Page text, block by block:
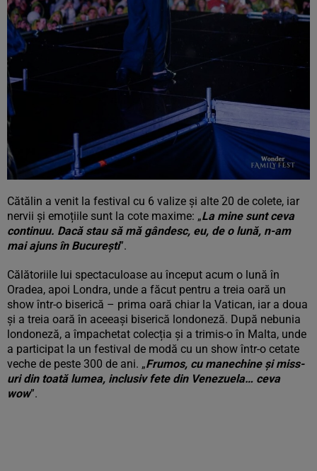
Cătălin a venit la festival cu 6 valize și alte 20 de colete, iar
nervii și emoțiile sunt la cote maxime: „La mine sunt ceva
continuu. Dacă stau să mă gândesc, eu, de o lună, n-am
mai ajuns în București”.
Călătoriile lui spectaculoase au început acum o lună în
Oradea, apoi Londra, unde a făcut pentru a treia oară un
show într-o biserică – prima oară chiar la Vatican, iar a doua
și a treia oară în aceeași biserică londoneză. După nebunia
londoneză, a împachetat colecția și a trimis-o în Malta, unde
a participat la un festival de modă cu un show într-o cetate
veche de peste 300 de ani. „Frumos, cu manechine și miss-
uri din toată lumea, inclusiv fete din Venezuela… ceva
wow”.